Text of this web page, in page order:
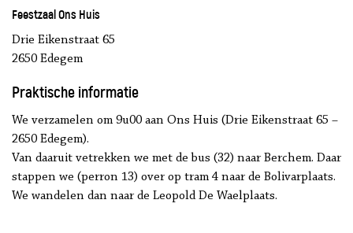
Feestzaal Ons Huis
Drie Eikenstraat 65
2650 Edegem
Praktische informatie
We verzamelen om 9u00 aan Ons Huis (Drie Eikenstraat 65 –
2650 Edegem).
Van daaruit vetrekken we met de bus (32) naar Berchem. Daar
stappen we (perron 13) over op tram 4 naar de Bolivarplaats.
We wandelen dan naar de Leopold De Waelplaats.